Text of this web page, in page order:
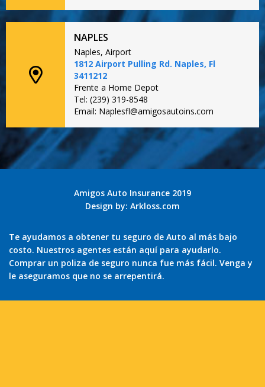
NAPLES
Naples, Airport
1812 Airport Pulling Rd. Naples, Fl
3411212
Frente a Home Depot
Tel: (239) 319-8548
Email: Naplesfl@amigosautoins.com
Amigos Auto Insurance 2019
Design by: Arkloss.com
Te ayudamos a obtener tu seguro de Auto al más bajo
costo. Nuestros agentes están aquí para ayudarlo.
Comprar un poliza de seguro nunca fue más fácil. Venga y
le aseguramos que no se arrepentirá.